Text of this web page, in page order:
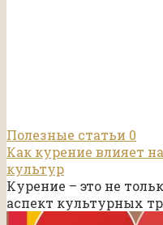
Полезные статьи 0
Как курение влияет
культур
Курение – это не
аспект культурных